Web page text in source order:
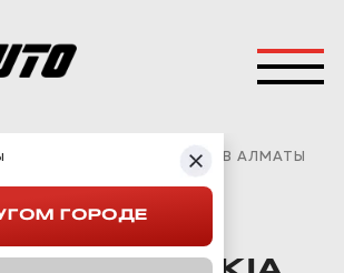
KIA RIO С АРКАМИ В АЛМАТЫ
ГОРОДЕ